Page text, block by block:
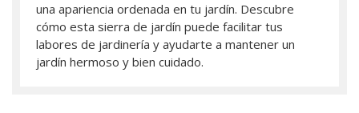
una apariencia ordenada en tu jardín. Descubre
cómo esta sierra de jardín puede facilitar tus
labores de jardinería y ayudarte a mantener un
jardín hermoso y bien cuidado.